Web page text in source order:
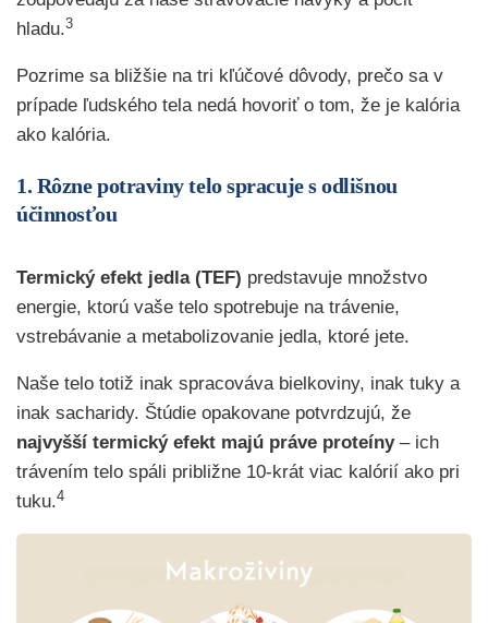
hladu.3
Pozrime sa bližšie na tri kľúčové dôvody, prečo sa v
prípade ľudského tela nedá hovoriť o tom, že je kalória
ako kalória.
1. Rôzne potraviny telo spracuje s odlišnou
účinnosťou
Termický efekt jedla (TEF) predstavuje množstvo
energie, ktorú vaše telo spotrebuje na trávenie,
vstrebávanie a metabolizovanie jedla, ktoré jete.
Naše telo totiž inak spracováva bielkoviny, inak tuky a
inak sacharidy. Štúdie opakovane potvrdzujú, že
najvyšší termický efekt majú práve proteíny– ich
trávením telo spáli približne 10-krát viac kalórií ako pri
tuku.4